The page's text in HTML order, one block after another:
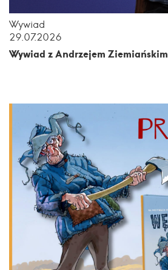
Wywiad
29.07.2026
Wywiad z Andrzejem Ziemiańskim